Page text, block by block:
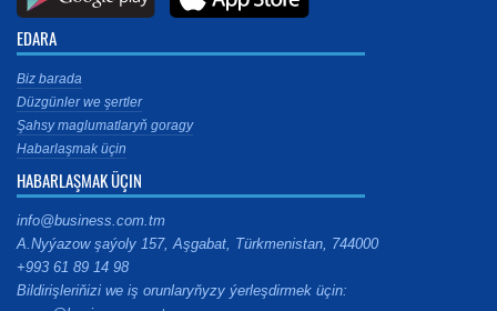
EDARA
Biz barada
Düzgünler we şertler
Şahsy maglumatlaryň goragy
Habarlaşmak üçin
HABARLAŞMAK ÜÇIN
info@business.com.tm
A.Nyýazow şaýoly 157, Aşgabat, Türkmenistan, 744000
+993 61 89 14 98
Bildirişleriňizi we iş orunlaryňyzy ýerleşdirmek üçin: